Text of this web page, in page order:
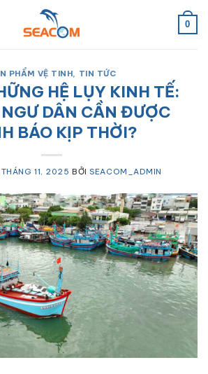
0
PHẨM VỆ TINH, TIN TỨC
HỆ LỤY KINH TẾ:
DÂN CẦN ĐƯỢC
BÁO KỊP THỜI?
THÁNG 11, 2025 BỞISEACOM_ADMIN